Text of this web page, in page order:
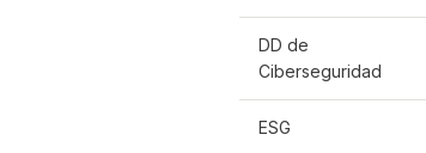
DD de
Ciberseguridad
ESG